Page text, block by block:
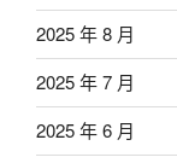
2025 年 8 月
2025 年 7 月
2025 年 6 月